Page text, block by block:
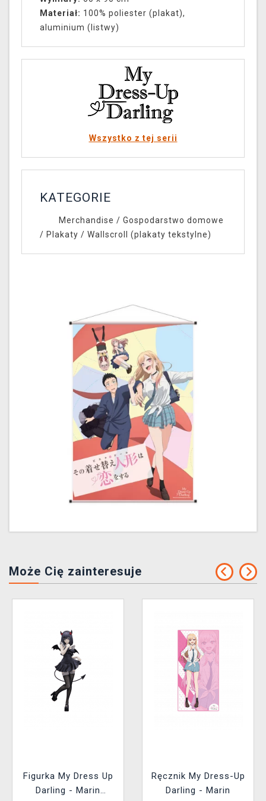
Materiał: 100% poliester (plakat),
aluminium (listwy)
Wszystko z tej serii
KATEGORIE
Merchandise / Gospodarstwo domowe
/ Plakaty / Wallscroll (plakaty tekstylne)
Może Cię zainteresuje
Figurka My Dress Up
Darling - Marin
Ręcznik My Dress-Up
Darling - Marin